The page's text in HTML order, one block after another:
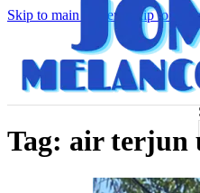
Skip to main content Skip to
Tag: air terjun